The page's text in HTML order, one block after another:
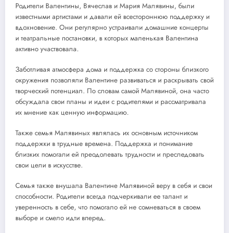
Родители Валентины, Вячеслав и Мария Малявины, были
известными артистами и давали ей всестороннюю поддержку и
вдохновение. Они регулярно устраивали домашние концерты
и театральные постановки, в которых маленькая Валентина
активно участвовала.
Заботливая атмосфера дома и поддержка со стороны близкого
окружения позволяли Валентине развиваться и раскрывать свой
творческий потенциал. По словам самой Малявиной, она часто
обсуждала свои планы и идеи с родителями и рассматривала
их мнение как ценную информацию.
Также семья Малявиных являлась их основным источником
поддержки в трудные времена. Поддержка и понимание
близких помогали ей преодолевать трудности и преследовать
свои цели в искусстве.
Семья также внушала Валентине Малявиной веру в себя и свои
способности. Родители всегда подчеркивали ее талант и
уверенность в себе, что помогало ей не сомневаться в своем
выборе и смело идти вперед.